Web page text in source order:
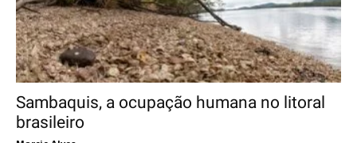
Sambaquis, a ocupação humana no litoral
brasileiro